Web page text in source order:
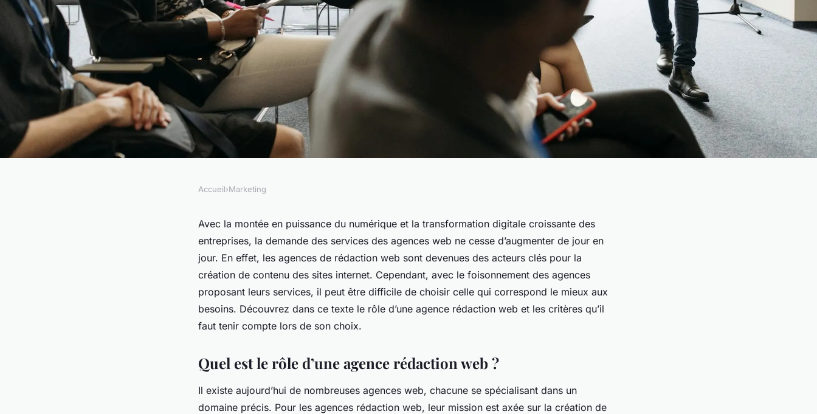
Comment choisir une agence
rédaction web ?
Accueil›Marketing
Avec la montée en puissance du numérique et la transformation digitale croissante des
entreprises, la demande des services des agences web ne cesse d’augmenter de jour en
jour. En effet, les agences de rédaction web sont devenues des acteurs clés pour la
création de contenu des sites internet. Cependant, avec le foisonnement des agences
proposant leurs services, il peut être difficile de choisir celle qui correspond le mieux aux
besoins. Découvrez dans ce texte le rôle d’une agence rédaction web et les critères qu’il
faut tenir compte lors de son choix.
Quel est le rôle d’une agence rédaction web ?
Il existe aujourd’hui de nombreuses agences web, chacune se spécialisant dans un
domaine précis. Pour les agences rédaction web, leur mission est axée sur la création de